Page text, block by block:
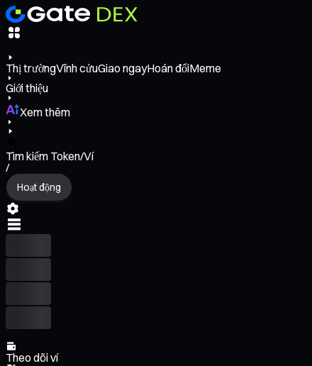
Thị trườngVĩnh cửuGiao ngayHoán đổiMeme
Giới thiệu
Xem thêm
Tìm kiếm Token/Ví
/
Hoạt động
Theo dõi ví